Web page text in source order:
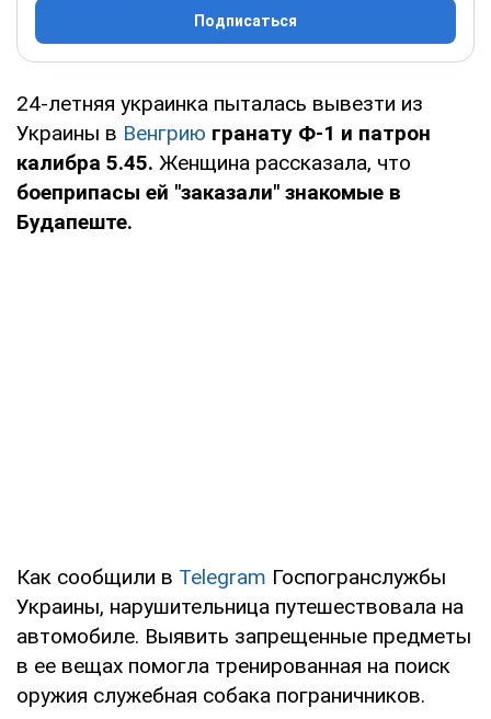
Подписаться
24-летняя украинка пыталась вывезти из
Украины в Венгрию гранату Ф-1 и патрон
калибра 5.45. Женщина рассказала, что
боеприпасы ей "заказали" знакомые в
Будапеште.
Как сообщили в Telegram Госпогранслужбы
Украины, нарушительница путешествовала на
автомобиле. Выявить запрещенные предметы
в ее вещах помогла тренированная на поиск
оружия служебная собака пограничников.